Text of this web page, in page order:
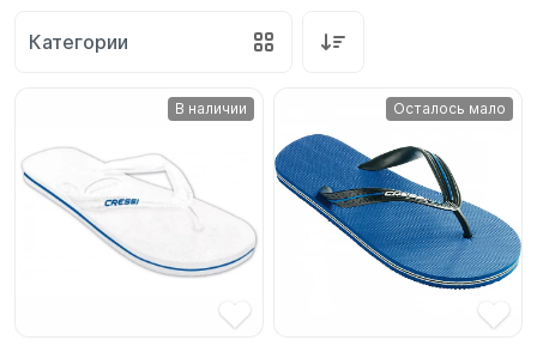
SUP-
Карты
Бренды
Категории
В наличии Осталось мало